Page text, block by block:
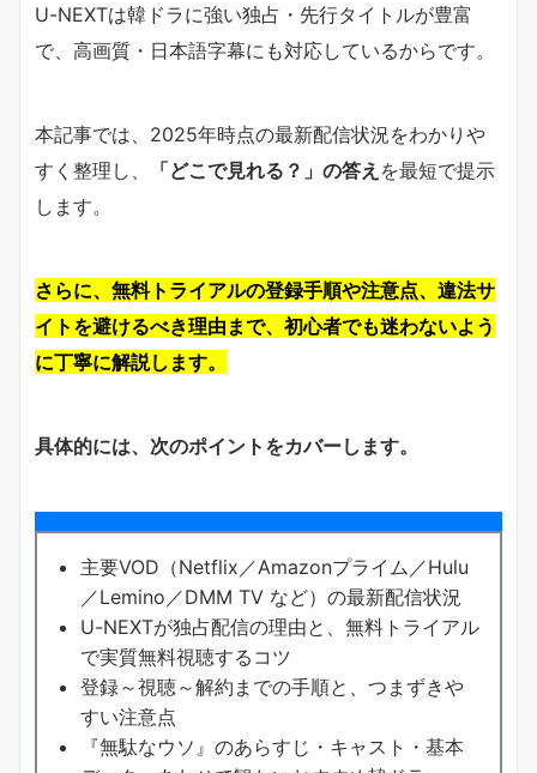
U-NEXTは韓ドラに強い独占・先行タイトルが豊富
で、高画質・日本語字幕にも対応しているからです。
本記事では、2025年時点の最新配信状況をわかりや
すく整理し、
「どこで見れる？」の答え を最短で提示
します。
さらに、無料トライアルの登録手順や注意点、違法サ
イトを避けるべき理由まで、初心者でも迷わないよう
に丁寧に解説します。
具体的には、次のポイントをカバーします。
主要VOD（Netflix／Amazonプライム／Hulu
／Lemino／DMM TV など）の最新配信状況
U-NEXTが独占配信の理由と、無料トライアル
で実質無料視聴するコツ
登録～視聴～解約までの手順と、つまずきや
すい注意点
『無駄なウソ』のあらすじ・キャスト・基本